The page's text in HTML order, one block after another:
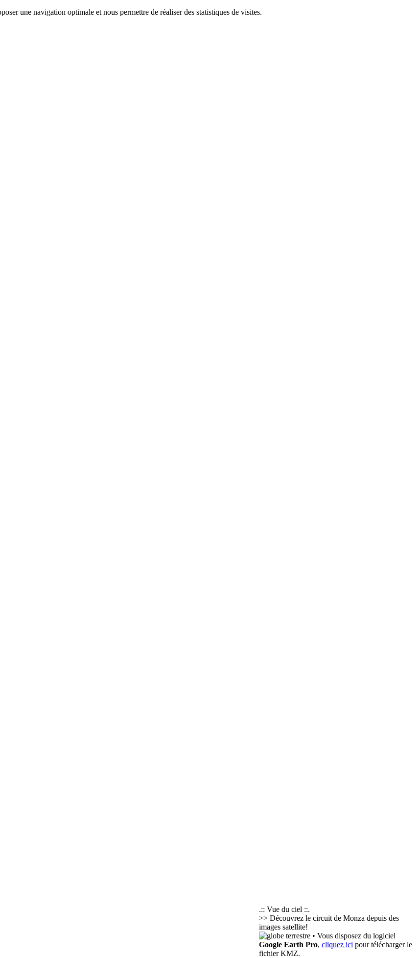
une navigation optimale et nous permettre de réaliser des statistiques de visites.
.:: Vue du ciel ::.
>> Découvrez le circuit de Monza depuis des
images satellite!
• Vous disposez du logiciel
Google Earth Pro, cliquez ici pour télécharger le
fichier KMZ.